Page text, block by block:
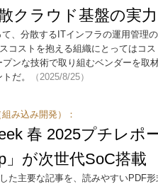
クラウド基盤の実
、分散するITインフラの運用管理
コストを抱える組織にとってはコ
ンな技術で取り組むベンダーを取
だ。
（2025/8/25）
み込み開発）：
春 2025プチレポ
」が次世代SoC搭載
た主要な記事を、読みやすいPDF